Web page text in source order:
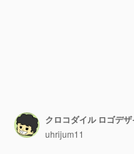
クロコダイル ロゴデ
uhrijum11